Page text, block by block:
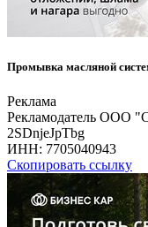
Промывка масляной
Реклама
Рекламодатель ООО
2SDnjeJpTbg
ИНН: 7705040943
Скопировать ссылку